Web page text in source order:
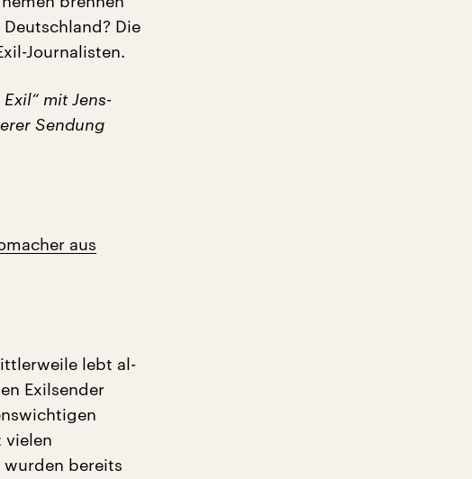
Die
Journalisten.
mit Jens-
Sendung
aus
lebt al-
Exilsender
vielen
wurden bereits